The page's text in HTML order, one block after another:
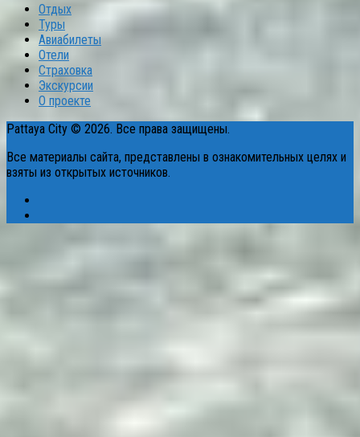
Отдых
Туры
Авиабилеты
Отели
Страховка
Экскурсии
О проекте
Pattaya City © 2026. Все права защищены.
Все материалы сайта, представлены в ознакомительных целях и
взяты из открытых источников.